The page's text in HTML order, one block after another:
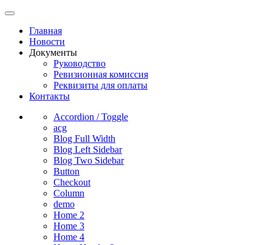
Главная
Новости
Документы
Руководство
Ревизионная комиссия
Реквизиты для оплаты
Контакты
Accordion / Toggle
acg
Blog Full Width
Blog Left Sidebar
Blog Two Sidebar
Button
Checkout
Column
demo
Home 2
Home 3
Home 4